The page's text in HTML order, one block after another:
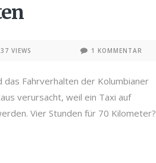
VIEWS 1 KOMMENTAR
das Fahrverhalten der Kolumbianer
verursacht, weil ein Taxi auf
Vier Stunden für 70 Kilometer?